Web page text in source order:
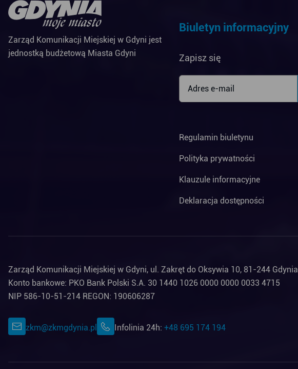
Zarząd Komunikacji Miejskiej w Gdyni jest
jednostką budżetową Miasta Gdyni
Biuletyn informacyjny
Zapisz się
Regulamin biuletynu
Polityka prywatności
Klauzule informacyjne
Deklaracja dostępności
Zarząd Komunikacji Miejskiej w Gdyni, ul. Zakręt do Oksywia 10, 81-244 Gdynia
Konto bankowe: PKO Bank Polski S.A. 30 1440 1026 0000 0000 0033 4715
NIP 586-10-51-214 REGON: 190606287
zkm@zkmgdynia.pl Infolinia 24h: +48 695 174 194